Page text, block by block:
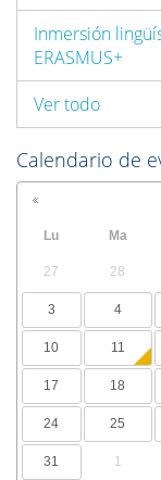
Inmersión
ERASMUS+
Ver todo
Calendario de
Lu Ma
27 28
3 4
10 11
17 18
24 25
31 1